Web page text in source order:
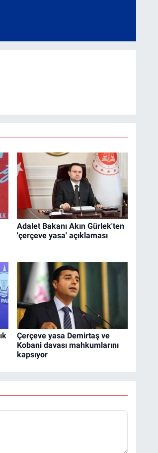
Adalet Bakanı Akın Gürlek'ten
'çerçeve yasa' açıklaması
Çerçeve yasa Demirtaş ve
Kobani davası mahkumlarını
kapsıyor